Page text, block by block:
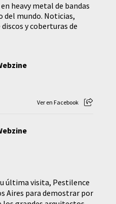
heavy metal de bandas
del mundo. Noticias,
y coberturas de
Ver en Facebook
última visita, Pestilence
Aires para demostrar por